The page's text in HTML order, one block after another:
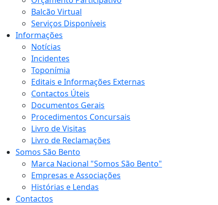
Balcão Virtual
Serviços Disponíveis
Informações
Notícias
Incidentes
Toponímia
Editais e Informações Externas
Contactos Úteis
Documentos Gerais
Procedimentos Concursais
Livro de Visitas
Livro de Reclamações
Somos São Bento
Marca Nacional "Somos São Bento"
Empresas e Associações
Histórias e Lendas
Contactos